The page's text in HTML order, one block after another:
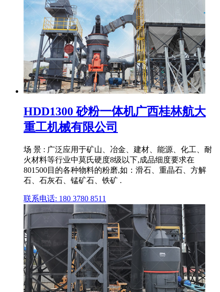
HDD1300 砂粉一体机广西桂林航大
重工机械有限公司
场 景 : 广泛应用于矿山、冶金、建材、能源、化工、耐
火材料等行业中莫氏硬度8级以下,成品细度要求在
801500目的各种物料的粉磨,如：滑石、重晶石、方解
石、石灰石、锰矿石、铁矿 .
联系电话: 180 3780 8511